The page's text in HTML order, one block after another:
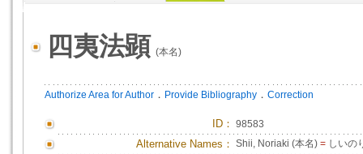
四夷法顕 (本名)
Authorize Area for Author ． Provide Bibliography ． Correction
ID ： 98583
Alternative Names： Shii, Noriaki (本名) = しいの